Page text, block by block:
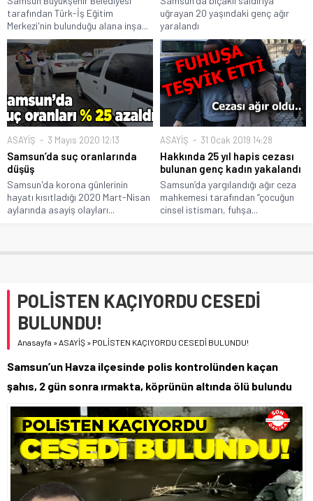
tarafından Türk-İş Eğitim
Merkezi'nin bulunduğu alana inşa...
uğrayan 20 yaşındaki genç ağır
yaralandı
ASAYİŞ 3 Mayıs 2020 12:13
Samsun’da suç oranlarında
düşüş
Samsun'da korona günlerinin
hayatı kısıtladığı 2020 Mart-Nisan
aylarında asayiş olayları...
ASAYİŞ 31 Ocak 2019 14:28
Hakkında 25 yıl hapis cezası
bulunan genç kadın yakalandı
Samsun’da yargılandığı ağır ceza
mahkemesi tarafından “çocuğun
cinsel istismarı, fuhşa...
POLİSTEN KAÇIYORDU CESEDİ
BULUNDU!
Anasayfa »ASAYİŞ » POLİSTEN KAÇIYORDU CESEDİ BULUNDU!
Samsun’un Havza ilçesinde polis kontrolünden kaçan
şahıs, 2 gün sonra ırmakta, köprünün altında ölü bulundu